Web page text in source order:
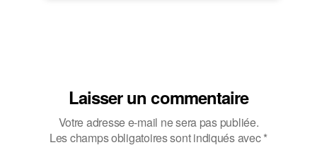
Laisser un commentaire
Votre adresse e-mail ne sera pas publiée.
Les champs obligatoires sont indiqués avec*